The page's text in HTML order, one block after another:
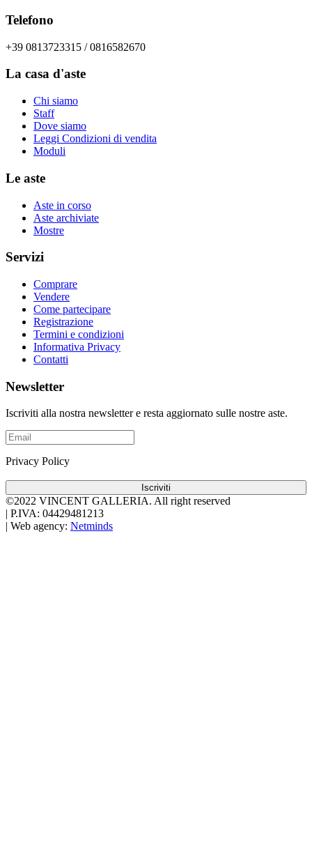
Telefono
+39 0813723315 / 0816582670
La casa d'aste
Chi siamo
Staff
Dove siamo
Leggi Condizioni di vendita
Moduli
Le aste
Aste in corso
Aste archiviate
Mostre
Servizi
Comprare
Vendere
Come partecipare
Registrazione
Termini e condizioni
Informativa Privacy
Contatti
Newsletter
Iscriviti alla nostra newsletter e resta aggiornato sulle nostre aste.
Privacy Policy
Iscriviti
©2022 VINCENT GALLERIA. All right reserved
P.IVA: 04429481213
Web agency: Netminds